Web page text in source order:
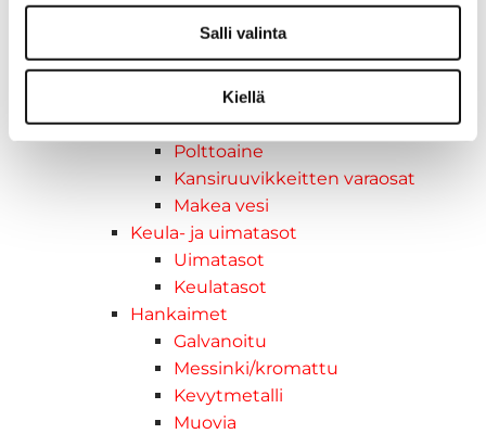
Salli valinta
Kiellä
Kansiruuvikkeet
Jätevesi
Kansiruuvikkeiden varaosat
Muoviseokset
Polttoaine
Kansiruuvikkeitten varaosat
Makea vesi
Keula- ja uimatasot
Uimatasot
Keulatasot
Hankaimet
Galvanoitu
Messinki/kromattu
Kevytmetalli
Muovia